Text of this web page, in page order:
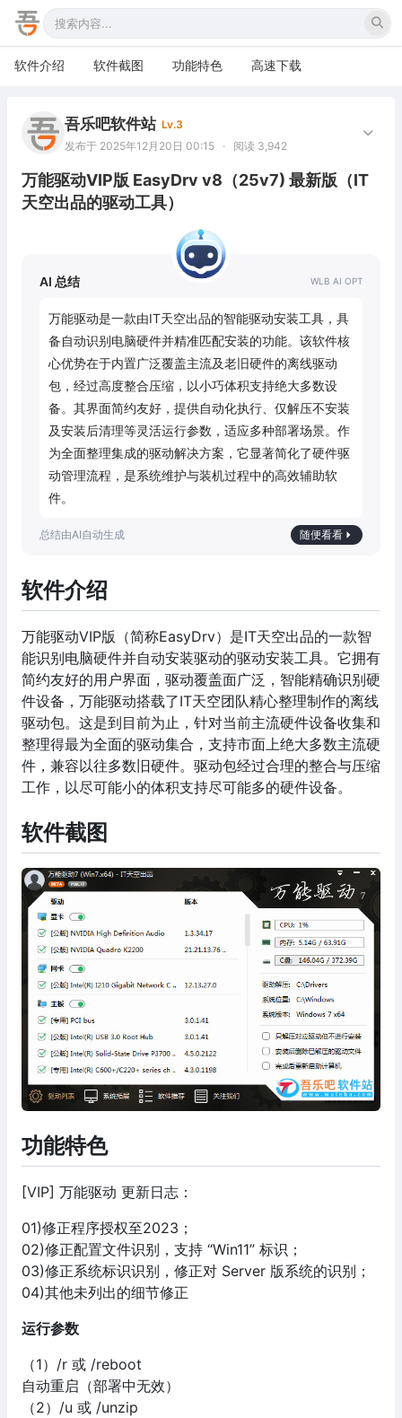
软件介绍 软件截图 功能特色 高速下载
吾乐吧软件站 Lv.3
发布于 2025年12月20日 00:15
· 阅读 3,942
万能驱动VIP版 EasyDrv v8（25v7) 最新版（IT
天空出品的驱动工具）
AI 总结
万能驱动是一款由IT天空出品的智能驱动安装工具，具
备自动识别电脑硬件并精准匹配安装的功能。该软件核
心优势在于内置广泛覆盖主流及老旧硬件的离线驱动
包，经过高度整合压缩，以小巧体积支持绝大多数设
备。其界面简约友好，提供自动化执行、仅解压不安装
及安装后清理等灵活运行参数，适应多种部署场景。作
为全面整理集成的驱动解决方案，它显著简化了硬件驱
动管理流程，是系统维护与装机过程中的高效辅助软
件。
随便看看
软件介绍
万能驱动VIP版（简称EasyDrv）是IT天空出品的一款智
能识别电脑硬件并自动安装驱动的驱动安装工具。它拥有
简约友好的用户界面，驱动覆盖面广泛，智能精确识别硬
件设备，万能驱动搭载了IT天空团队精心整理制作的离线
驱动包。这是到目前为止，针对当前主流硬件设备收集和
整理得最为全面的驱动集合，支持市面上绝大多数主流硬
件，兼容以往多数旧硬件。驱动包经过合理的整合与压缩
工作，以尽可能小的体积支持尽可能多的硬件设备。
软件截图
功能特色
[VIP] 万能驱动 更新日志：
01)修正程序授权至2023；
02)修正配置文件识别，支持 “Win11” 标识；
03)修正系统标识识别，修正对 Server 版系统的识别；
04)其他未列出的细节修正
运行参数
（1）/r 或 /reboot
自动重启（部署中无效）
（2）/u 或 /unzip